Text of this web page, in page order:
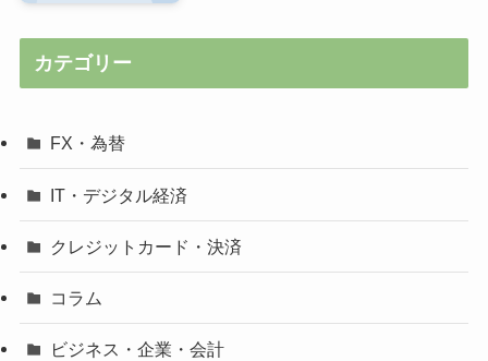
カテゴリー
FX・為替
IT・デジタル経済
クレジットカード・決済
コラム
ビジネス・企業・会計